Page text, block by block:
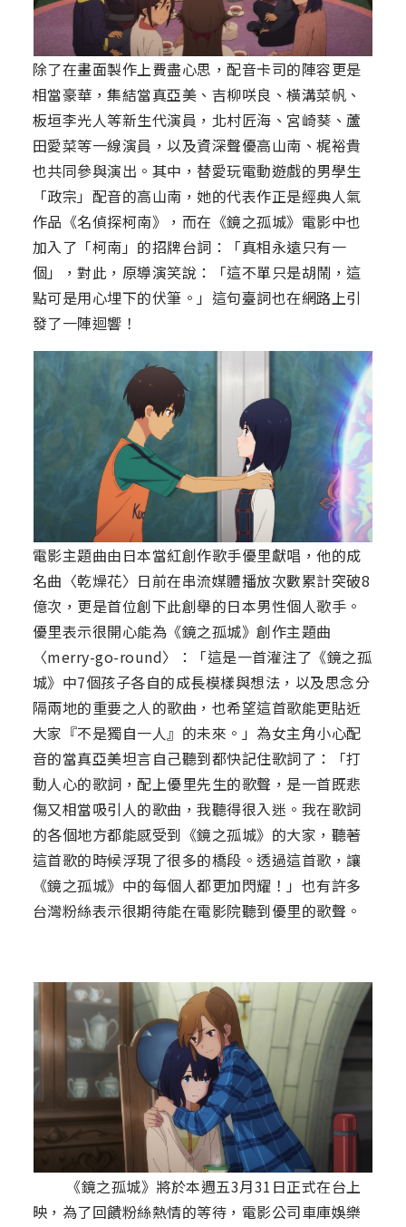
除了在畫面製作上費盡心思，配音卡司的陣容更是
相當豪華，集結當真亞美、吉柳咲良、橫溝菜帆、
板垣李光人等新生代演員，北村匠海、宮崎葵、蘆
田愛菜等一線演員，以及資深聲優高山南、梶裕貴
也共同參與演出。其中，替愛玩電動遊戲的男學生
「政宗」配音的高山南，她的代表作正是經典人氣
作品《名偵探柯南》，而在《鏡之孤城》電影中也
加入了「柯南」的招牌台詞：「真相永遠只有一
個」，對此，原導演笑說：「這不單只是胡鬧，這
點可是用心埋下的伏筆。」這句臺詞也在網路上引
發了一陣迴響！
電影主題曲由日本當紅創作歌手優里獻唱，他的成
名曲〈乾燥花〉日前在串流媒體播放次數累計突破8
億次，更是首位創下此創舉的日本男性個人歌手。
優里表示很開心能為《鏡之孤城》創作主題曲
〈merry-go-round〉：「這是一首灌注了《鏡之孤
城》中7個孩子各自的成長模樣與想法，以及思念分
隔兩地的重要之人的歌曲，也希望這首歌能更貼近
大家『不是獨自一人』的未來。」為女主角小心配
音的當真亞美坦言自己聽到都快記住歌詞了：「打
動人心的歌詞，配上優里先生的歌聲，是一首既悲
傷又相當吸引人的歌曲，我聽得很入迷。我在歌詞
的各個地方都能感受到《鏡之孤城》的大家，聽著
這首歌的時候浮現了很多的橋段。透過這首歌，讓
《鏡之孤城》中的每個人都更加閃耀！」也有許多
台灣粉絲表示很期待能在電影院聽到優里的歌聲。
《鏡之孤城》將於本週五3月31日正式在台上
映，為了回饋粉絲熱情的等待，電影公司車庫娛樂